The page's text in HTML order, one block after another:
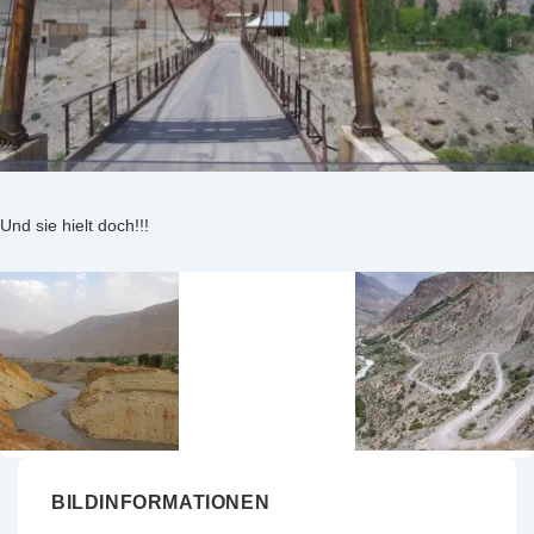
Und sie hielt doch!!!
BILDINFORMATIONEN